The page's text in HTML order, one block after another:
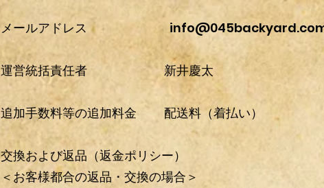
メールアドレス
運営統括責任者 新井慶太
追加手数料等の追加料金 配送料（着払い）
交換および返品（返金ポリシー）
＜お客様都合の返品・交換の場合＞